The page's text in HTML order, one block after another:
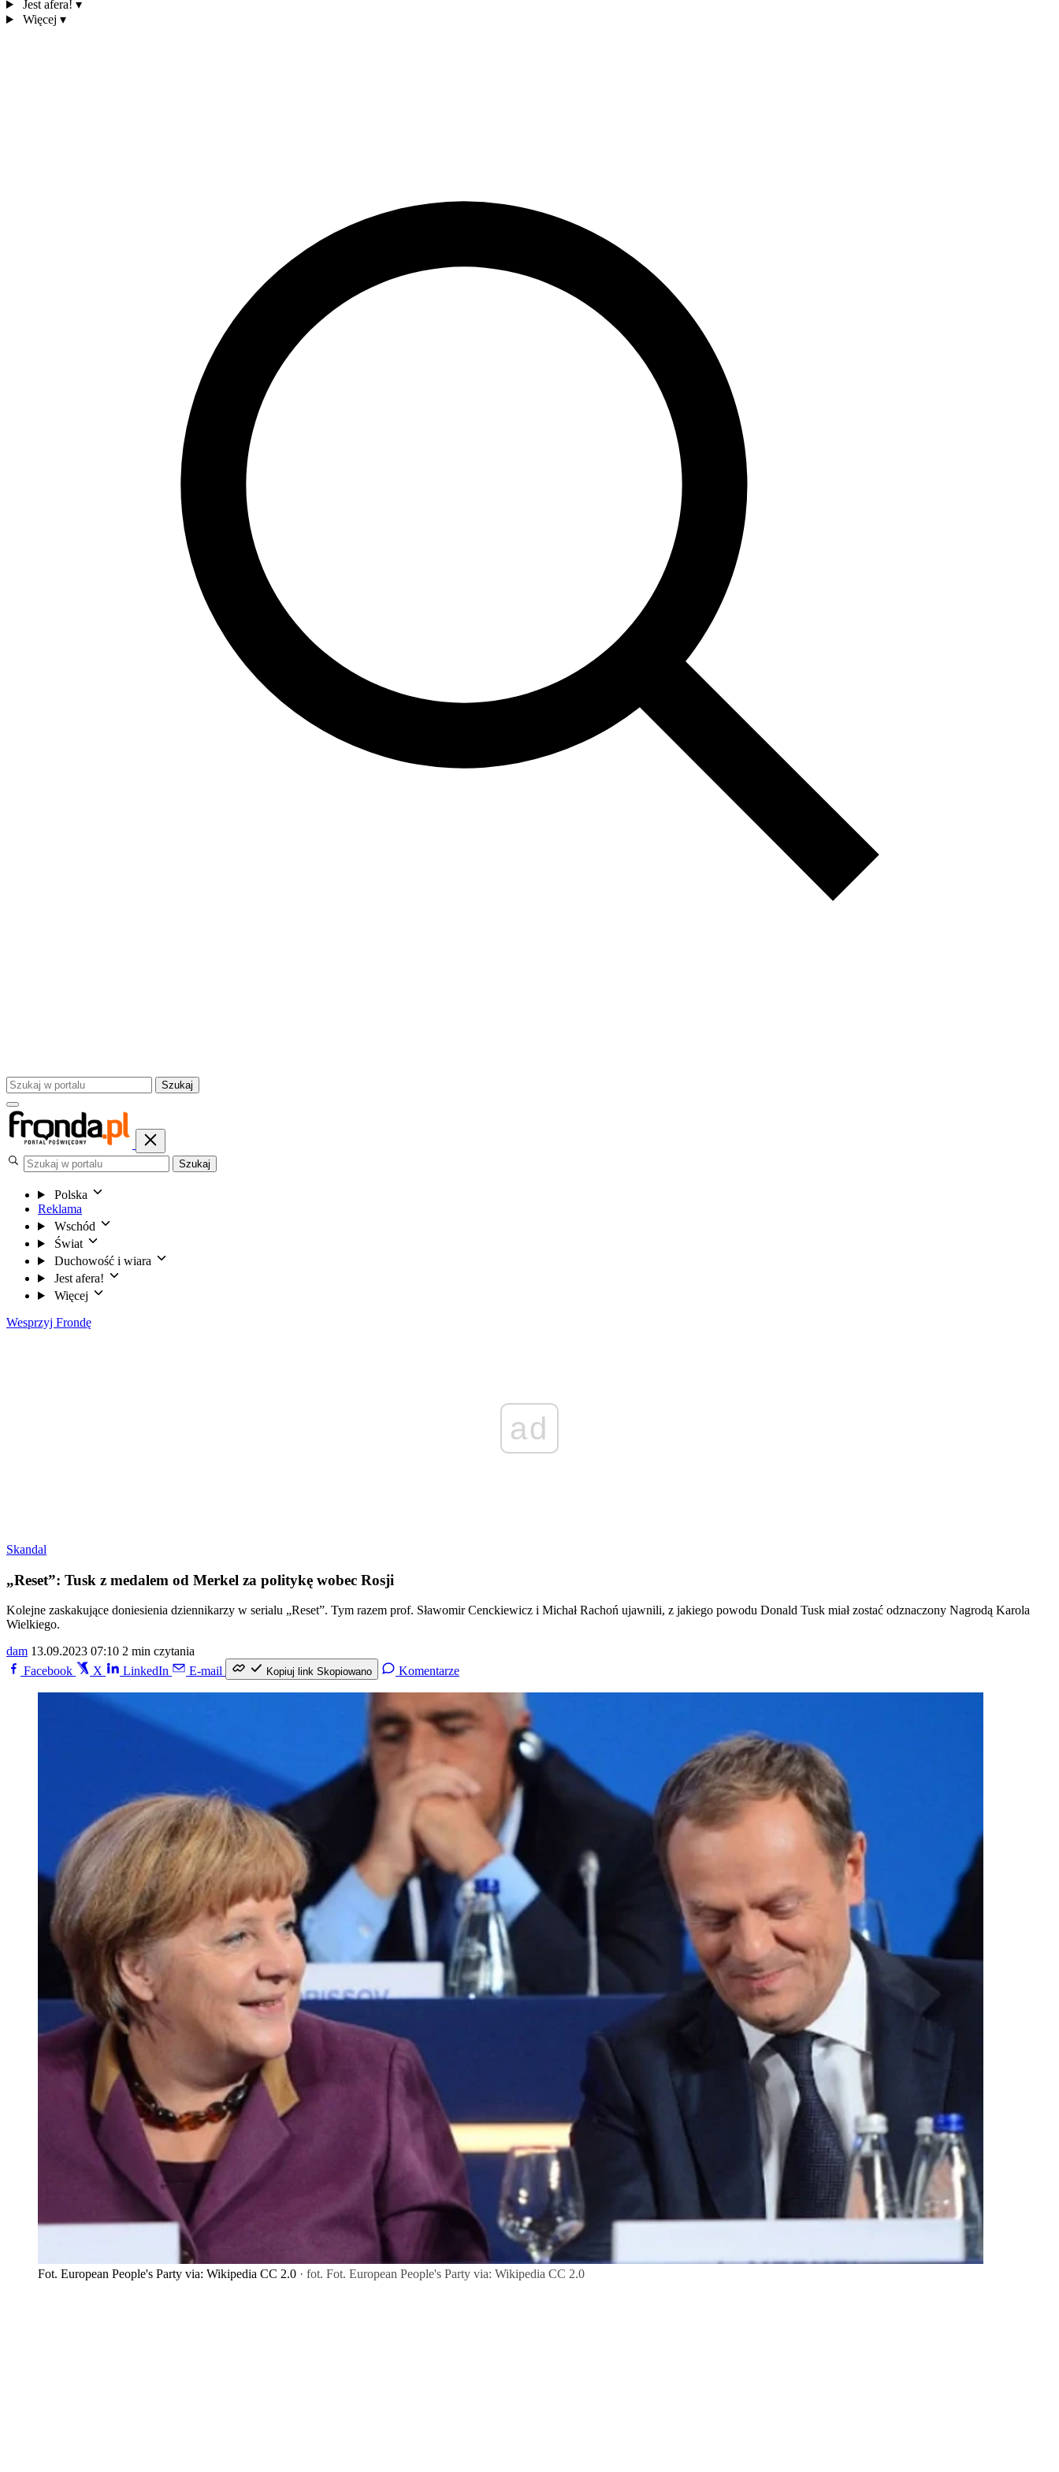
Jest afera! ▾
Więcej ▾
Szukaj
Szukaj
Polska
Reklama
Wschód
Świat
Duchowość i wiara
Jest afera!
Więcej
Wesprzyj Frondę
ad
Skandal
„Reset”: Tusk z medalem od Merkel za politykę wobec Rosji
Kolejne zaskakujące doniesienia dziennikarzy w serialu „Reset”. Tym razem prof. Sławomir Cenckiewicz i Michał Rachoń ujawnili, z jakiego powodu Donald Tusk miał zostać odznaczony Nagrodą Karola
Wielkiego.
dam 13.09.2023 07:10 2 min czytania
Facebook
X LinkedIn E-mail Kopiuj link Skopiowano Komentarze
Fot. European People's Party via: Wikipedia CC 2.0 · fot. Fot. European People's Party via: Wikipedia CC 2.0